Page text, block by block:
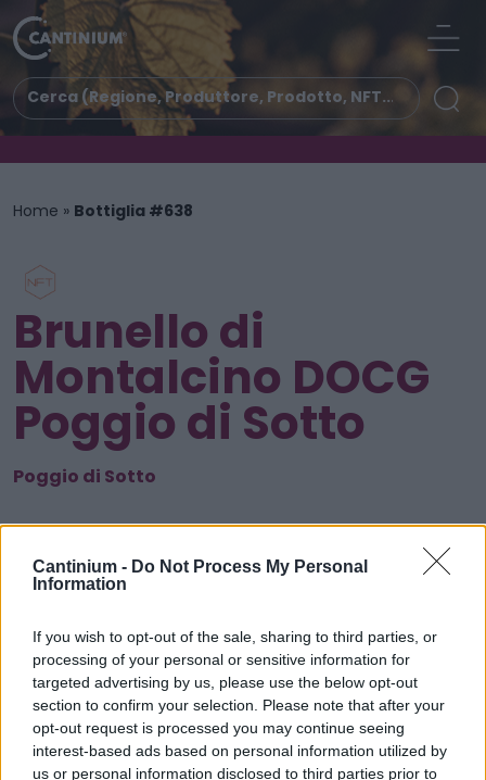
Cantinium - Do Not Process My Personal
Information
If you wish to opt-out of the sale, sharing to third parties, or
processing of your personal or sensitive information for
targeted advertising by us, please use the below opt-out
section to confirm your selection. Please note that after your
opt-out request is processed you may continue seeing
interest-based ads based on personal information utilized by
us or personal information disclosed to third parties prior to
Home » Bottiglia #638
Brunello di
Montalcino DOCG
Poggio di Sotto
Poggio di Sotto
Smart
NFT
0xe18...8F476
NFT
Token
638
Metadati NFT